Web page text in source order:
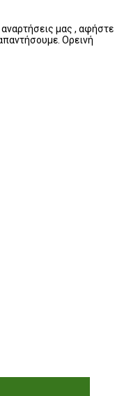
μας , αφήστε
Ορεινή